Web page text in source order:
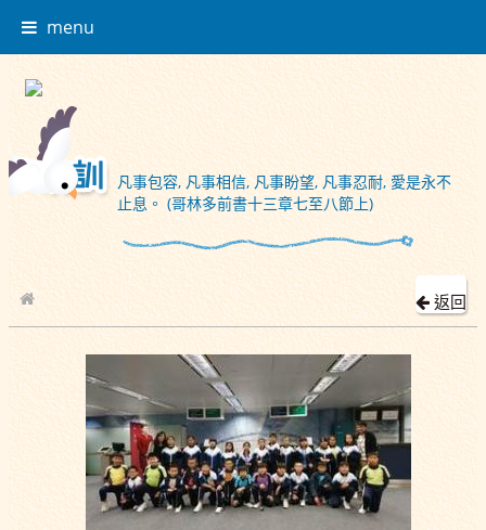
menu
凡事包容, 凡事相信, 凡事盼望, 凡事忍耐, 愛是永不
止息。 (哥林多前書十三章七至八節上)
校園相簿
2018-12-21 參觀國泰城
返回